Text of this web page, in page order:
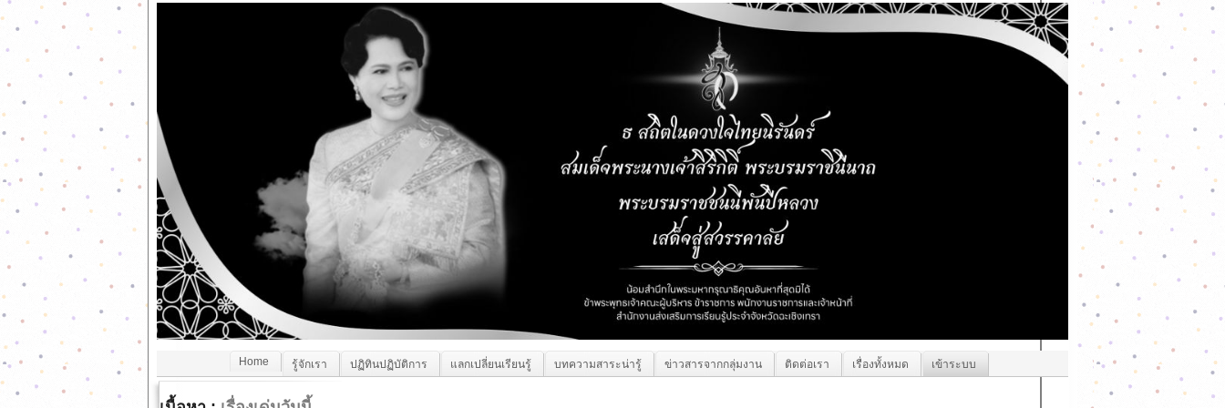
Home รู้จักเรา ปฏิทินปฏิบัติการ แลกเปลี่ยนเรียนรู้ บทความสาระน่ารู้ ข่าวสารจากกลุ่มงาน ติดต่อเรา เรื่องทั้งหมด เข้าระบบ